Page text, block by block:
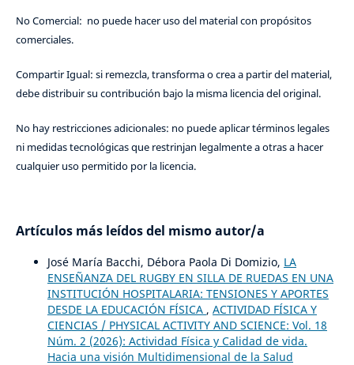
No Comercial: no puede hacer uso del material con propósitos
comerciales.
Compartir Igual: si remezcla, transforma o crea a partir del material,
debe distribuir su contribución bajo la misma licencia del original.
No hay restricciones adicionales: no puede aplicar términos legales
ni medidas tecnológicas que restrinjan legalmente a otras a hacer
cualquier uso permitido por la licencia.
Artículos más leídos del mismo autor/a
José María Bacchi, Débora Paola Di Domizio, LA
ENSEÑANZA DEL RUGBY EN SILLA DE RUEDAS EN UNA
INSTITUCIÓN HOSPITALARIA: TENSIONES Y APORTES
DESDE LA EDUCACIÓN FÍSICA , ACTIVIDAD FÍSICA Y
CIENCIAS / PHYSICAL ACTIVITY AND SCIENCE: Vol. 18
Núm. 2 (2026): Actividad Física y Calidad de vida.
Hacia una visión Multidimensional de la Salud